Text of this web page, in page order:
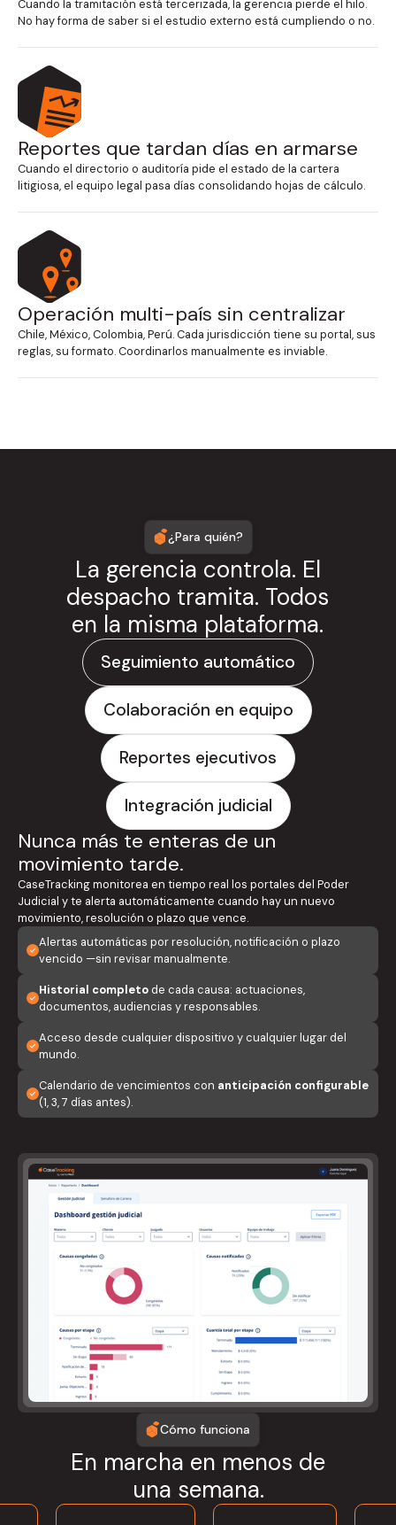
Cuando la tramitación está tercerizada, la gerencia pierde el hilo.
No hay forma de saber si el estudio externo está cumpliendo o no.
Reportes que tardan días en armarse
Cuando el directorio o auditoría pide el estado de la cartera
litigiosa, el equipo legal pasa días consolidando hojas de cálculo.
Operación multi-país sin centralizar
Chile, México, Colombia, Perú. Cada jurisdicción tiene su portal, sus
reglas, su formato. Coordinarlos manualmente es inviable.
¿Para quién?
La gerencia controla. El
despacho tramita. Todos
en la misma plataforma.
Seguimiento automático
Colaboración en equipo
Reportes ejecutivos
Integración judicial
Nunca más te enteras de un
movimiento tarde.
CaseTracking monitorea en tiempo real los portales del Poder
Judicial y te alerta automáticamente cuando hay un nuevo
movimiento, resolución o plazo que vence.
Alertas automáticas por resolución, notificación o plazo
vencido —sin revisar manualmente.
Historial completo de cada causa: actuaciones,
documentos, audiencias y responsables.
Acceso desde cualquier dispositivo y cualquier lugar del
mundo.
Calendario de vencimientos con anticipación configurable
(1, 3, 7 días antes).
Cómo funciona
En marcha en menos de
una semana.